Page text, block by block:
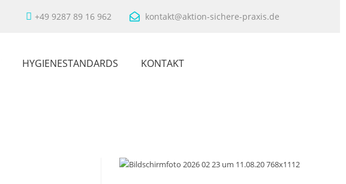
+49 9287 89 16 962 kontakt@aktion-sichere-praxis.de
HYGIENESTANDARDS KONTAKT